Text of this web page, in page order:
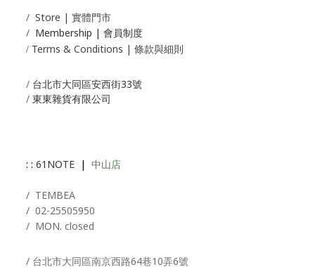
/ Store | 實體門市
/ Membership | 會員制度
/ Terms & Conditions | 條款與細則
/ 台北市大同區安西街33號
/ 東東雜貨有限公司
: : 61NOTE | 中山店
/ TEMBEA
/ 02-25505950
/ MON. closed
/ 台北市大同區南京西路64巷10弄6號